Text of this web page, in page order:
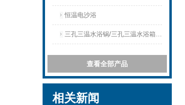
恒温电沙浴
三孔三温水浴锅/三孔三温水浴箱三孔三温水浴槽
查看全部产品
相关新闻